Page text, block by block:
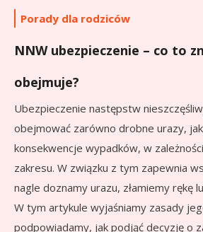
Porady dla rodziców
NNW ubezpieczenie – co to
obejmuje?
Ubezpieczenie następstw
obejmować zarówno drobne urazy,
konsekwencje wypadków, w
zakresu. W związku z tym zapewnia
nagle doznamy urazu, złamiemy rękę
W tym artykule wyjaśniamy zasady
podpowiadamy, jak podjąć decyzję o